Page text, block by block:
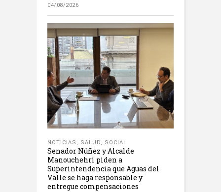
04/08/2026
NOTICIAS , SALUD, SOCIAL
Senador Núñez y Alcalde
Manouchehri piden a
Superintendencia que Aguas del
Valle se haga responsable y
entregue compensaciones